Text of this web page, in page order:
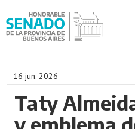
16 jun. 2026
Taty
y emblema